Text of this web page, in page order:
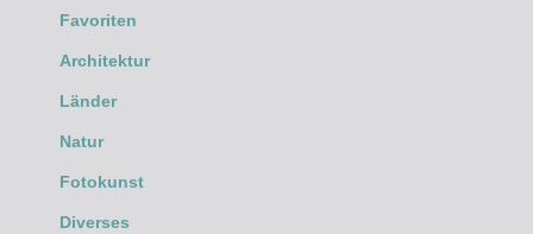
Favoriten
Architektur
Länder
Natur
Fotokunst
Diverses